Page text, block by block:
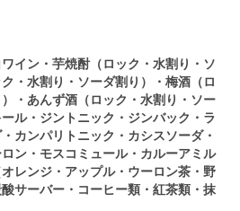
イン・芋焼酎（ロック・水割り・ソ
・水割り・ソーダ割り）・梅酒（ロ
・あんず酒（ロック・水割り・ソー
ル・ジントニック・ジンバック・ラ
カンパリトニック・カシスソーダ・
ン・モスコミュール・カルーアミル
レンジ・アップル・ウーロン茶・野
サーバー・コーヒー類・紅茶類・抹